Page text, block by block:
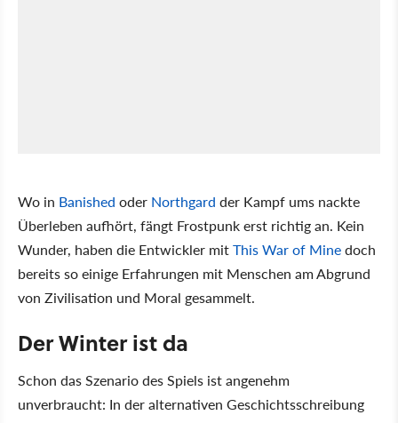
Wo in Banished oder Northgard der Kampf ums nackte
Überleben aufhört, fängt Frostpunk erst richtig an. Kein
Wunder, haben die Entwickler mitThis War of Minedoch
bereits so einige Erfahrungen mit Menschen am Abgrund
von Zivilisation und Moral gesammelt.
Der Winter ist da
Schon das Szenario des Spiels ist angenehm
unverbraucht: In der alternativen Geschichtsschreibung